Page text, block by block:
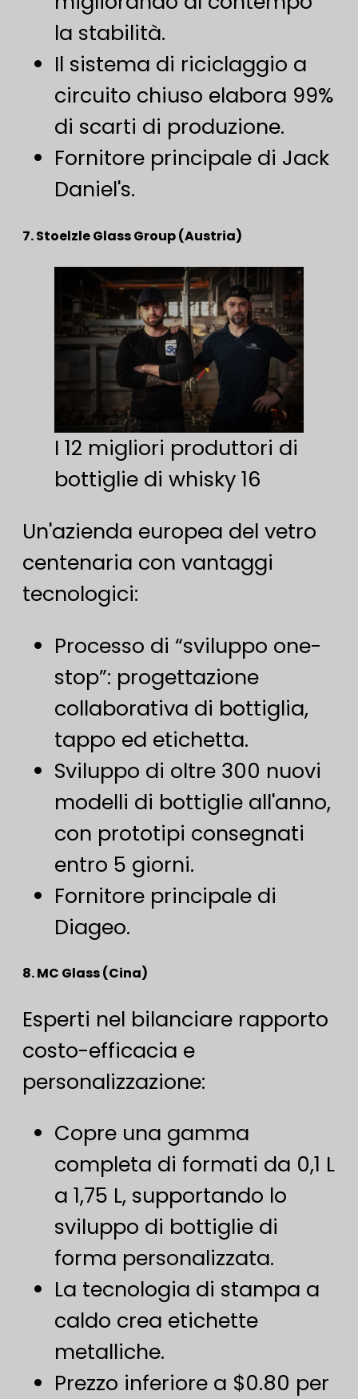
la stabilità.
Il sistema di riciclaggio a
circuito chiuso elabora 99%
di scarti di produzione.
Fornitore principale di Jack
Daniel's.
7. Stoelzle Glass Group (Austria)
I 12 migliori produttori di
bottiglie di whisky 16
Un'azienda europea del vetro
centenaria con vantaggi
tecnologici:
Processo di “sviluppo one-
stop”: progettazione
collaborativa di bottiglia,
tappo ed etichetta.
Sviluppo di oltre 300 nuovi
modelli di bottiglie all'anno,
con prototipi consegnati
entro 5 giorni.
Fornitore principale di
Diageo.
8. MC Glass (Cina)
Esperti nel bilanciare rapporto
costo-efficacia e
personalizzazione:
Copre una gamma
completa di formati da 0,1 L
a 1,75 L, supportando lo
sviluppo di bottiglie di
forma personalizzata.
La tecnologia di stampa a
caldo crea etichette
metalliche.
Prezzo inferiore a $0.80 per